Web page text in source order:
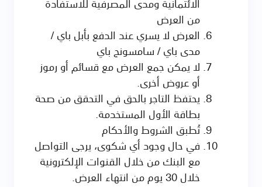
من العرض
العرض لا يسري عند الدفع بأبل باي /
مدى باي / سامسونج باي
لا يمكن جمع العرض مع قسائم أو رموز
أو عروض أخرى.
يحتفظ التاجر بالحق في التحقق من صحة
بطاقة الأول المستخدمة.
تُطبق الشروط والأحكام
في حال وجود أي شكوى، يرجى التواصل
مع البنك من خلال القنوات الإلكترونية
خلال 30 يوم من انتهاء العرض.